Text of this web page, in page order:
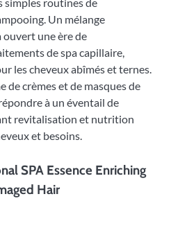
simples routines de
Un mélange
ouvert une ère de
de spa capillaire,
les cheveux abîmés et ternes.
de crèmes et de masques de
à un éventail de
revitalisation et nutrition
et besoins.
SPA Essence Enriching
Hair